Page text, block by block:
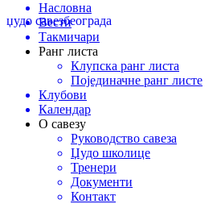
џудо савезбеограда
Насловна
Вести
Такмичари
Ранг листа
Клупска ранг листа
Појединачне ранг листе
Клубови
Календар
О савезу
Руководство савеза
Џудо школице
Тренери
Документи
Контакт